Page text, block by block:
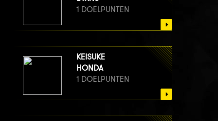
1 DOELPUNTEN
KEISUKE
HONDA
1 DOELPUNTEN